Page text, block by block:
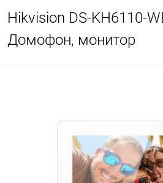
Hikvision DS-KH6110-
Домофон, монитор